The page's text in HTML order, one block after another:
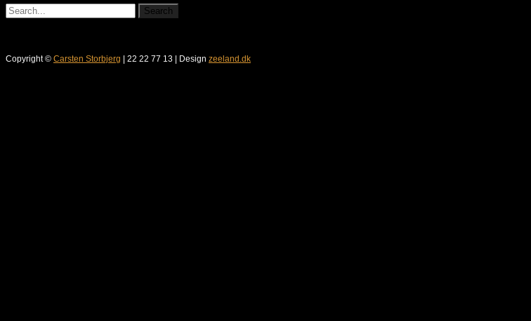
Copyright © Carsten Storbjerg | 22 22 77 13 | Design zeeland.dk